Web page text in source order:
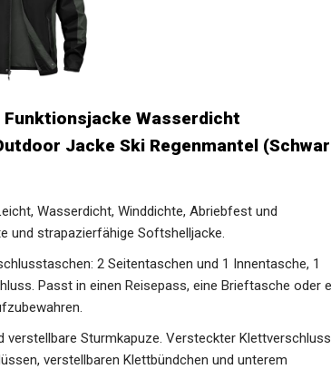
Wasserdicht
Jacke Ski Regenmantel
Wasserdicht, Winddichte, Abriebfest und
und strapazierfähige Softshelljacke.
2 Seitentaschen und 1 Innentasche, 1
Passt in einen Reisepass, eine Brieftasche oder
verstellbare Sturmkapuze. Versteckter Klettverschluss
verstellbaren Klettbündchen und unterem